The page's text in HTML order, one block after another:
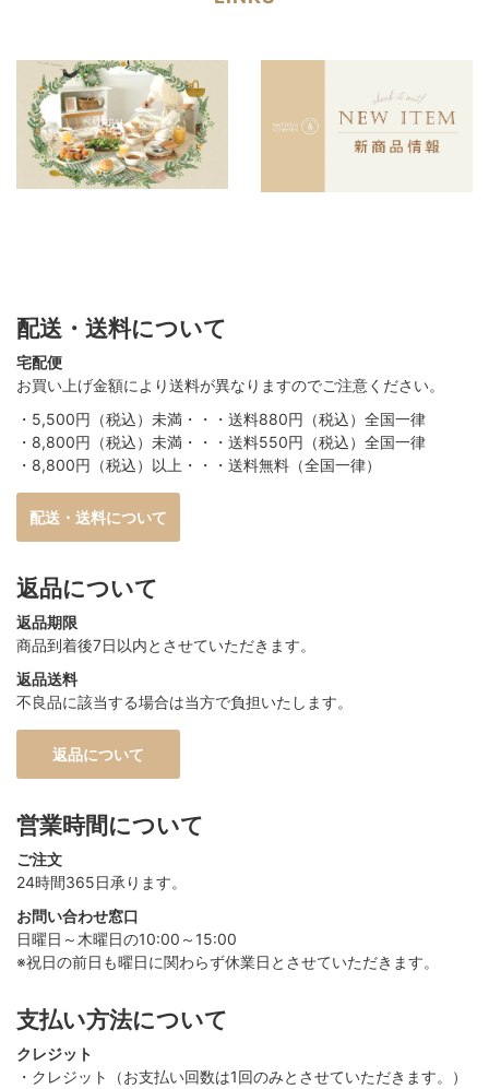
配送・送料について
宅配便
お買い上げ金額により送料が異なりますのでご注意ください。
・5,500円（税込）未満・・・送料880円（税込）全国一律
・8,800円（税込）未満・・・送料550円（税込）全国一律
・8,800円（税込）以上・・・送料無料（全国一律）
配送・送料について
返品について
返品期限
商品到着後7日以内とさせていただきます。
返品送料
不良品に該当する場合は当方で負担いたします。
返品について
営業時間について
ご注文
24時間365日承ります。
お問い合わせ窓口
日曜日～木曜日の10:00～15:00
※祝日の前日も曜日に関わらず休業日とさせていただきます。
支払い方法について
クレジット
・クレジット（お支払い回数は1回のみとさせていただきます。）